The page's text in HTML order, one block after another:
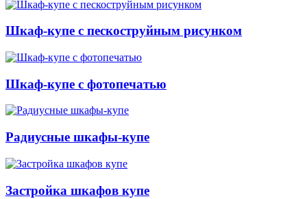
Шкаф-купе с пескоструйным рисунком
Шкаф-купе с фотопечатью
Радиусные шкафы-купе
Застройка шкафов купе